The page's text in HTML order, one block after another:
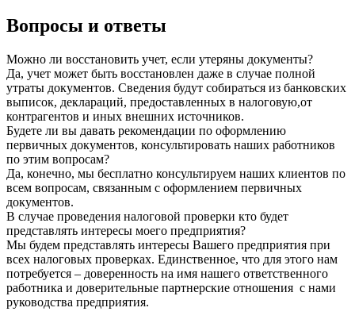
Вопросы и ответы
Можно ли восстановить учет, если утеряны документы?
Да, учет может быть восстановлен даже в случае полной
утраты документов. Сведения будут собираться из банковских
выписок, деклараций, предоставленных в налоговую,от
контрагентов и иных внешних источников.
Будете ли вы давать рекомендации по оформлению
первичных документов, консультировать наших работников
по этим вопросам?
Да, конечно, мы бесплатно консультируем наших клиентов по
всем вопросам, связанным с оформлением первичных
документов.
В случае проведения налоговой проверки кто будет
представлять интересы моего предприятия?
Мы будем представлять интересы Вашего предприятия при
всех налоговых проверках. Единственное, что для этого нам
потребуется – доверенность на имя нашего ответственного
работника и доверительные партнерские отношения с нами
руководства предприятия.